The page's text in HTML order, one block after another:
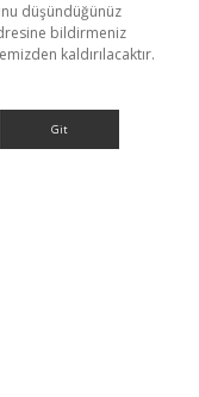
düşündüğünüz
bildirmeniz
kaldırılacaktır.